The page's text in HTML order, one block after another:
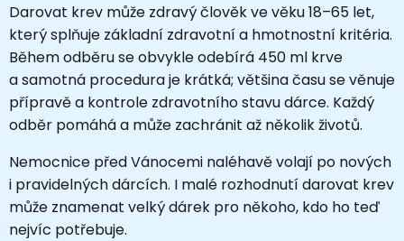
Darovat krev může zdravý člověk ve věku 18–65 let,
který splňuje základní zdravotní a hmotnostní kritéria.
Během odběru se obvykle odebírá 450 ml krve
a samotná procedura je krátká; většina času se věnuje
přípravě a kontrole zdravotního stavu dárce. Každý
odběr pomáhá a může zachránit až několik životů.
Nemocnice před Vánocemi naléhavě volají po nových
i pravidelných dárcích. I malé rozhodnutí darovat krev
může znamenat velký dárek pro někoho, kdo ho teď
nejvíc potřebuje.